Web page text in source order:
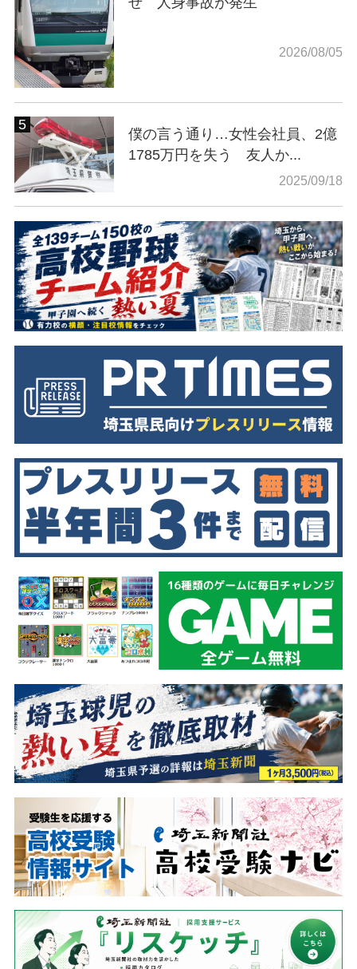
2026/08/05
僕の言う通り…女性会社員、2億
1785万円を失う 友人か...
2025/09/18